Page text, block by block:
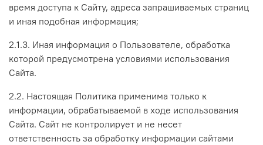
время доступа к Сайту, адреса запрашиваемых страниц
и иная подобная информация;
2.1.3. Иная информация о Пользователе, обработка
которой предусмотрена условиями использования
Сайта.
2.2. Настоящая Политика применима только к
информации, обрабатываемой в ходе использования
Сайта. Сайт не контролирует и не несет
ответственность за обработку информации сайтами